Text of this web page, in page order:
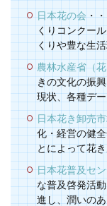
日本花の会・
くりコンクー
くりや豊な生
農林水産省（
きの文化の振
現状、各種デ
日本花き卸売
化・経営の健
とによって花
日本花普及セ
な普及啓発活
進し、潤いの